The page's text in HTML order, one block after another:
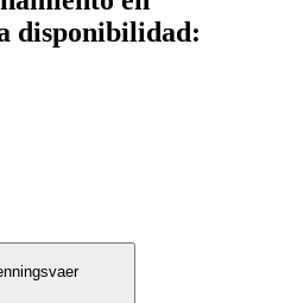
disponibilidad: